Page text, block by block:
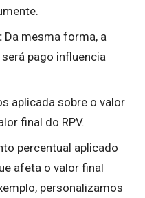
Da mesma forma, a
pago influencia
aplicada sobre o valor
final do RPV.
percentual aplicado
afeta o valor final
personalizamos